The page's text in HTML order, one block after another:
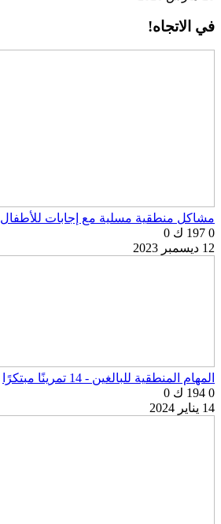
في الاتجاه!
مشاكل منطقية مسلية مع إجابات للأطفال
0 197 ك
0
12 ديسمبر 2023
المهام المنطقية للبالغين - 14 تمرينًا مبتكرًا
0 194 ك
0
14 يناير 2024